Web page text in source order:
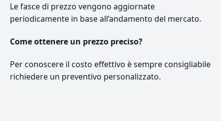
Le fasce di prezzo vengono aggiornate
periodicamente in base all’andamento del mercato.
Come ottenere un prezzo preciso?
Per conoscere il costo effettivo è sempre consigliabile
richiedere un preventivo personalizzato.